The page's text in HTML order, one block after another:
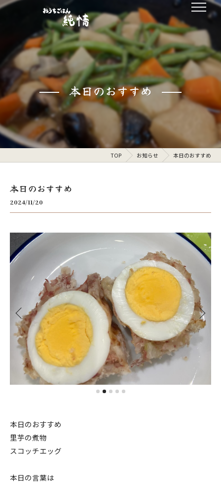
本日のおすすめ
TOP お知らせ 本日のおすすめ
本日のおすすめ
2024/11/20
本日のおすすめ
里芋の煮物
スコッチエッグ
本日の言葉は